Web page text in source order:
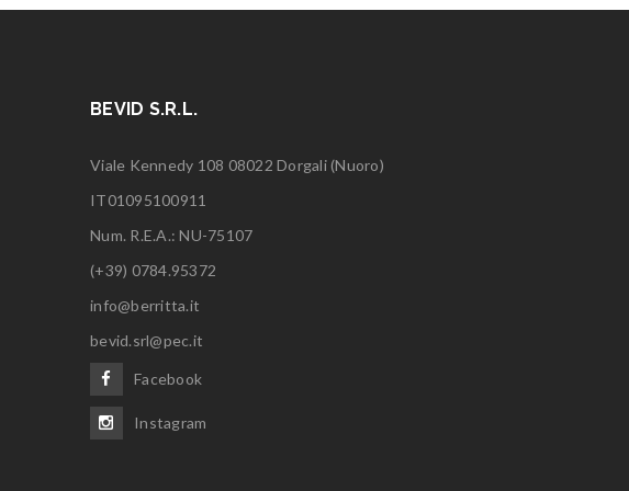
BEVID S.R.L.
Viale Kennedy 108 08022 Dorgali (Nuoro)
IT01095100911
Num. R.E.A.: NU-75107
(+39) 0784.95372
info@berritta.it
bevid.srl@pec.it
Facebook
Instagram